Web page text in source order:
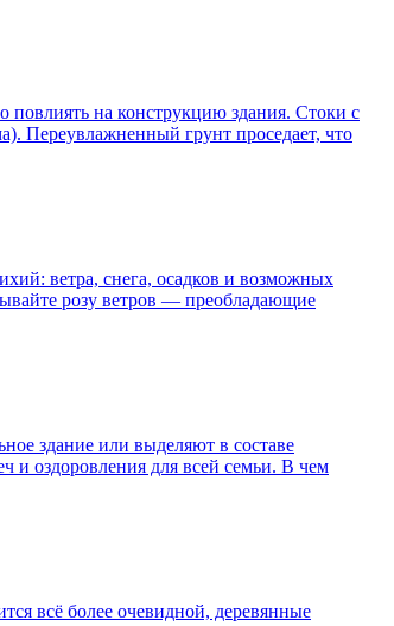
повлиять на конструкцию здания. Стоки с
Переувлажненный грунт проседает, что
ветра, снега, осадков и возможных
розу ветров — преобладающие
здание или выделяют в составе
и оздоровления для всей семьи. В чем
всё более очевидной, деревянные